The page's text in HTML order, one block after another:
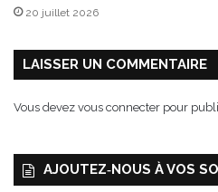
20 juillet 2026
LAISSER UN COMMENTAIRE
Vous devez vous connecter pour
AJOUTEZ‑NOUS À VOS